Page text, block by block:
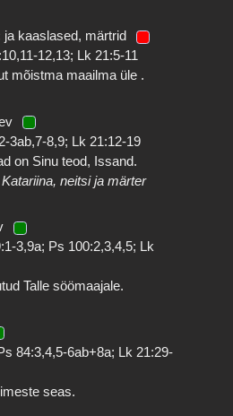
ja kaaslased, märtrid
12,13; Lk 21:5-11
mõistma maailma üle .
3ab,7-8,9; Lk 21:12-19
on Sinu teod, Issand.
neitsi ja märter
3,9a; Ps 100:2,3,4,5; Lk
Talle söömaajale.
84:3,4,5-6ab+8a; Lk 21:29-
seas.